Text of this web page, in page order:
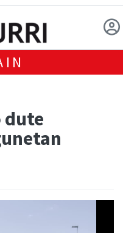
dute